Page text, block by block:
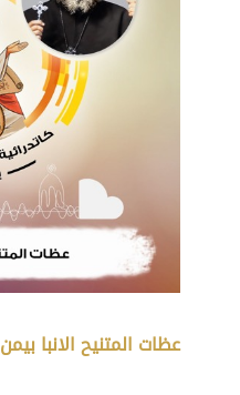
عظات المتنيح الانبا بيمن